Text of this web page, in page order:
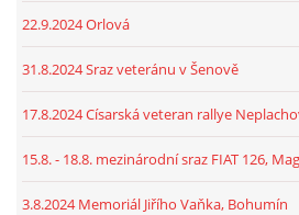
22.9.2024 Orlová
31.8.2024 Sraz veteránu v Šenově
17.8.2024 Císarská veteran rallye
15.8. - 18.8. mezinárodní sraz FIAT 126,
3.8.2024 Memoriál Jiřího Vaňka, Bohumín